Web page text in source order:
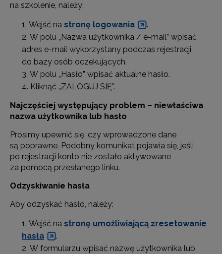
na szkolenie, należy:
Wejść na stronę logowania
.
W polu „Nazwa użytkownika / e-mail” wpisać
adres e-mail wykorzystany podczas rejestracji
do bazy osób oczekujących.
W polu „Hasło” wpisać aktualne hasło.
Kliknąć „ZALOGUJ SIĘ”.
Najczęściej występujący problem – niewłaściwa
nazwa użytkownika lub hasło
Prosimy upewnić się, czy wprowadzone dane
są poprawne. Podobny komunikat pojawia się, jeśli
po rejestracji konto nie zostało aktywowane
za pomocą przesłanego linku.
Odzyskiwanie hasła
Aby odzyskać hasło, należy:
Wejść na stronę umożliwiającą zresetowanie
hasła
.
W formularzu wpisać nazwę użytkownika lub